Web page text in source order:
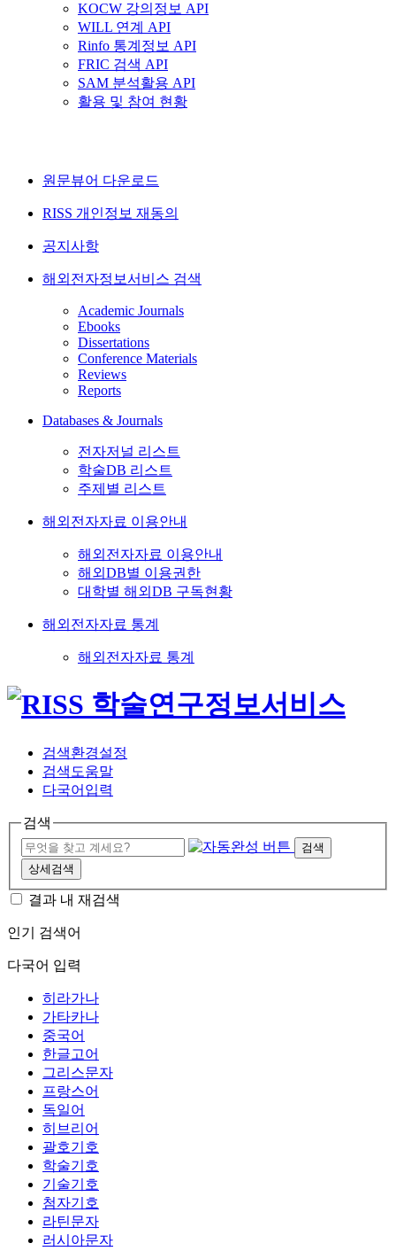
KOCW 강의정보 API
WILL 연계 API
Rinfo 통계정보 API
FRIC 검색 API
SAM 분석활용 API
활용 및 참여 현황
원문뷰어 다운로드
RISS 개인정보 재동의
공지사항
해외전자정보서비스 검색
Academic Journals
Ebooks
Dissertations
Conference Materials
Reviews
Reports
Databases & Journals
전자저널 리스트
학술DB 리스트
주제별 리스트
해외전자자료 이용안내
해외전자자료 이용안내
해외DB별 이용권한
대학별 해외DB 구독현황
해외전자자료 통계
해외전자자료 통계
검색환경설정
검색도움말
다국어입력
검색
검색
상세검색
결과 내 재검색
인기 검색어
다국어 입력
히라가나
가타카나
중국어
한글고어
그리스문자
프랑스어
독일어
히브리어
괄호기호
학술기호
기술기호
첨자기호
라틴문자
러시아문자